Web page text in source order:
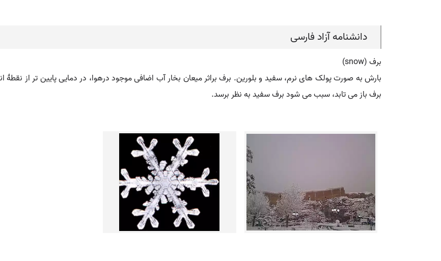
دانشنامه آزاد فارسی
برف (snow)
بارش به صورت پولک های نرم، سفید و بلورین. برف براثر میعان بخار آب اضافی موجود درهوا، در دمایی پایین تر از
برف باز می تابد، سبب می شود برف سفید به نظر برسد.